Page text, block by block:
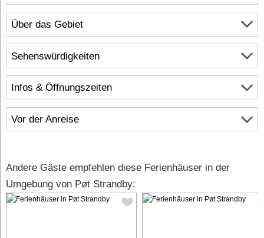
Über das Gebiet
Infos & Öffnungszeiten
Vor der Anreise
Sehenswürdigkeiten
Andere Gäste empfehlen diese Ferienhäuser in der
Umgebung von Pøt Strandby: